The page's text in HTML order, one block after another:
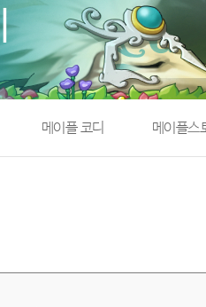
추가정보
메이플 코디 메이플스